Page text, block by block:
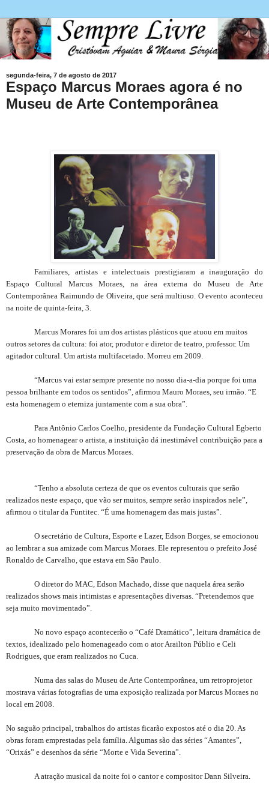
segunda-feira, 7 de agosto de 2017
Espaço Marcus Moraes agora é no
Museu de Arte Contemporânea
Familiares, artistas e intelectuais prestigiaram a inauguração do
Espaço Cultural Marcus Moraes, na área externa do Museu de Arte
Contemporânea Raimundo de Oliveira, que será multiuso. O evento aconteceu
na noite de quinta-feira, 3.
Marcus Morares foi um dos artistas plásticos que atuou em muitos
outros setores da cultura: foi ator, produtor e diretor de teatro, professor. Um
agitador cultural. Um artista multifacetado. Morreu em 2009.
“Marcus vai estar sempre presente no nosso dia-a-dia porque foi uma
pessoa brilhante em todos os sentidos”, afirmou Mauro Moraes, seu irmão. “E
esta homenagem o eterniza juntamente com a sua obra”.
Para Antônio Carlos Coelho, presidente da Fundação Cultural Egberto
Costa, ao homenagear o artista, a instituição dá inestimável contribuição para a
preservação da obra de Marcus Moraes.
“Tenho a absoluta certeza de que os eventos culturais que serão
realizados neste espaço, que vão ser muitos, sempre serão inspirados nele”,
afirmou o titular da Funtitec. “É uma homenagem das mais justas”.
O secretário de Cultura, Esporte e Lazer, Edson Borges, se emocionou
ao lembrar a sua amizade com Marcus Moraes. Ele representou o prefeito José
Ronaldo de Carvalho, que estava em São Paulo.
O diretor do MAC, Edson Machado, disse que naquela área serão
realizados shows mais intimistas e apresentações diversas. “Pretendemos que
seja muito movimentado”.
No novo espaço acontecerão o “Café Dramático”, leitura dramática de
textos, idealizado pelo homenageado com o ator Arailton Públio e Celi
Rodrigues, que eram realizados no Cuca.
Numa das salas do Museu de Arte Contemporânea, um retroprojetor
mostrava várias fotografias de uma exposição realizada por Marcus Moraes no
local em 2008.
No saguão principal, trabalhos do artistas ficarão expostos até o dia 20. As
obras foram emprestadas pela família. Algumas são das séries “Amantes”,
“Orixás” e desenhos da série “Morte e Vida Severina”.
A atração musical da noite foi o cantor e compositor Dann Silveira.